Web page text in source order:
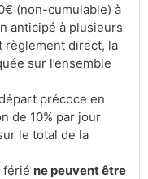
(non-cumulable) à
anticipé à plusieurs
règlement direct, la
sur l’ensemble
précoce en
de 10% par jour
le total de la
férié ne peuvent être